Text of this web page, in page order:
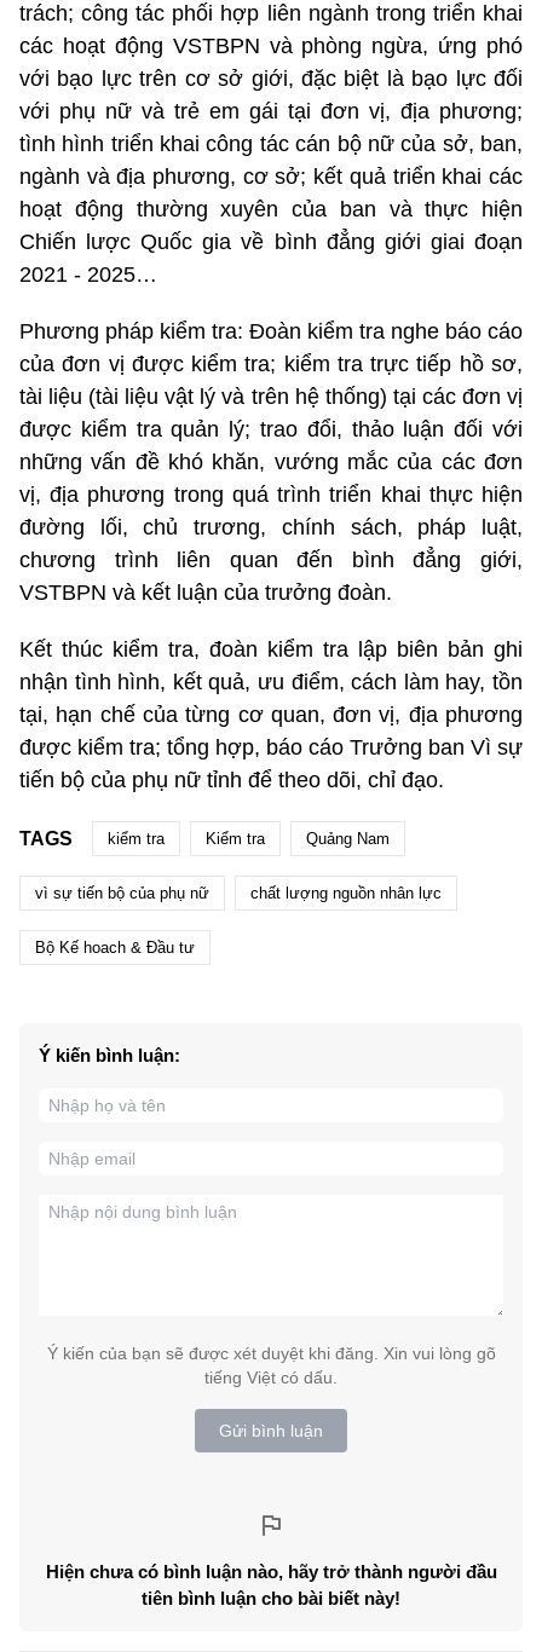
trách; công tác phối hợp liên ngành trong triển khai
các hoạt động VSTBPN và phòng ngừa, ứng phó
với bạo lực trên cơ sở giới, đặc biệt là bạo lực đối
với phụ nữ và trẻ em gái tại đơn vị, địa phương;
tình hình triển khai công tác cán bộ nữ của sở, ban,
ngành và địa phương, cơ sở; kết quả triển khai các
hoạt động thường xuyên của ban và thực hiện
Chiến lược Quốc gia về bình đẳng giới giai đoạn
2021 - 2025…
Phương pháp kiểm tra: Đoàn kiểm tra nghe báo cáo
của đơn vị được kiểm tra; kiểm tra trực tiếp hồ sơ,
tài liệu (tài liệu vật lý và trên hệ thống) tại các đơn vị
được kiểm tra quản lý; trao đổi, thảo luận đối với
những vấn đề khó khăn, vướng mắc của các đơn
vị, địa phương trong quá trình triển khai thực hiện
đường lối, chủ trương, chính sách, pháp luật,
chương trình liên quan đến bình đẳng giới,
VSTBPN và kết luận của trưởng đoàn.
Kết thúc kiểm tra, đoàn kiểm tra lập biên bản ghi
nhận tình hình, kết quả, ưu điểm, cách làm hay, tồn
tại, hạn chế của từng cơ quan, đơn vị, địa phương
được kiểm tra; tổng hợp, báo cáo Trưởng ban Vì sự
tiến bộ của phụ nữ tỉnh để theo dõi, chỉ đạo.
TAGS kiểm tra Kiểm tra Quảng Nam
vì sự tiến bộ của phụ nữ chất lượng nguồn nhân lực
Bộ Kế hoach & Đầu tư
Ý kiến bình luận:
Ý kiến của bạn sẽ được xét duyệt khi đăng. Xin vui lòng gõ
tiếng Việt có dấu.
Gửi bình luận
Hiện chưa có bình luận nào, hãy trở thành người đầu
tiên bình luận cho bài biết này!